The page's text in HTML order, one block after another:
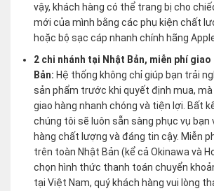
vậy, khách hàng có thể trang bị cho
mới của mình bằng các phụ kiện chất
hoặc bộ sạc cáp nhanh chính hãng
2 chi nhánh tại Nhật Bản, miễn phí
Bản: Hệ thống không chỉ giúp bạn trải
sản phẩm trước khi quyết định mua,
giao hàng nhanh chóng và tiện lợi. Bất
chúng tôi sẽ luôn sẵn sàng phục vụ bạn
hàng chất lượng và đáng tin cậy. Miễn
trên toàn Nhật Bản (kể cả Okinawa và
chọn hình thức thanh toán chuyển
tại Việt Nam, quý khách hàng vui lòng